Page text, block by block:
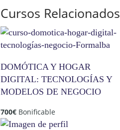
Cursos Relacionados
DOMÓTICA Y HOGAR
DIGITAL: TECNOLOGÍAS Y
MODELOS DE NEGOCIO
700€ Bonificable